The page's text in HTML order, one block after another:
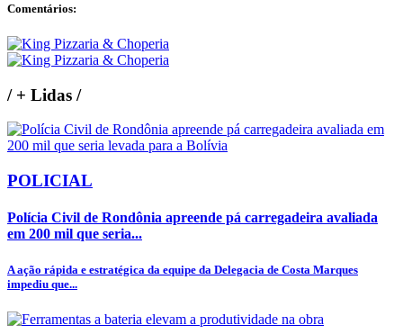
Comentários:
/+ Lidas /
POLICIAL
Polícia Civil de Rondônia apreende pá carregadeira avaliada
em 200 mil que seria...
A ação rápida e estratégica da equipe da Delegacia de Costa Marques
impediu que...